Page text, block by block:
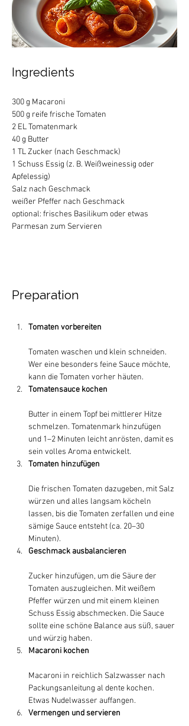
Ingredients
300 g Macaroni
500 g reife frische Tomaten
2 EL Tomatenmark
40 g Butter
1 TL Zucker (nach Geschmack)
1 Schuss Essig (z. B. Weißweinessig oder
Apfelessig)
Salz nach Geschmack
weißer Pfeffer nach Geschmack
optional: frisches Basilikum oder etwas
Parmesan zum Servieren
Preparation
Tomaten vorbereiten
Tomaten waschen und klein schneiden.
Wer eine besonders feine Sauce möchte,
kann die Tomaten vorher häuten.
Tomatensauce kochen
Butter in einem Topf bei mittlerer Hitze
schmelzen. Tomatenmark hinzufügen
und 1–2 Minuten leicht anrösten, damit es
sein volles Aroma entwickelt.
Tomaten hinzufügen
Die frischen Tomaten dazugeben, mit Salz
würzen und alles langsam köcheln
lassen, bis die Tomaten zerfallen und eine
sämige Sauce entsteht (ca. 20–30
Minuten).
Geschmack ausbalancieren
Zucker hinzufügen, um die Säure der
Tomaten auszugleichen. Mit weißem
Pfeffer würzen und mit einem kleinen
Schuss Essig abschmecken. Die Sauce
sollte eine schöne Balance aus süß, sauer
und würzig haben.
Macaroni kochen
Macaroni in reichlich Salzwasser nach
Packungsanleitung al dente kochen.
Etwas Nudelwasser auffangen.
Vermengen und servieren